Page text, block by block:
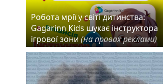
Робота мрії у світі дитинства:
Gagarinn Kids шукає інструктора
ігрової зони(на правах реклами)